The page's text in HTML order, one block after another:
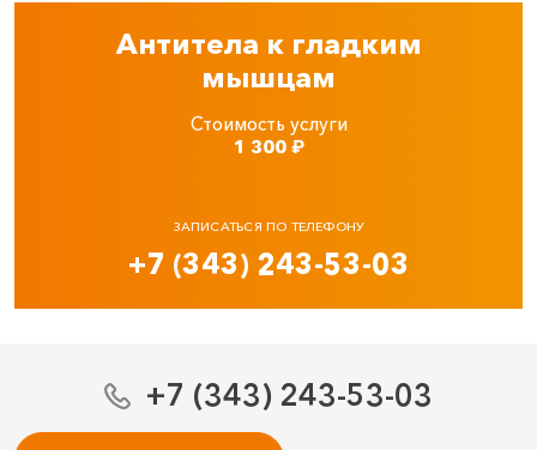
Антитела к гладким
мышцам
Стоимость услуги
1 300₽
ЗАПИСАТЬСЯ ПО ТЕЛЕФОНУ
+7 (343) 243-53-03
+7 (343) 243-53-03